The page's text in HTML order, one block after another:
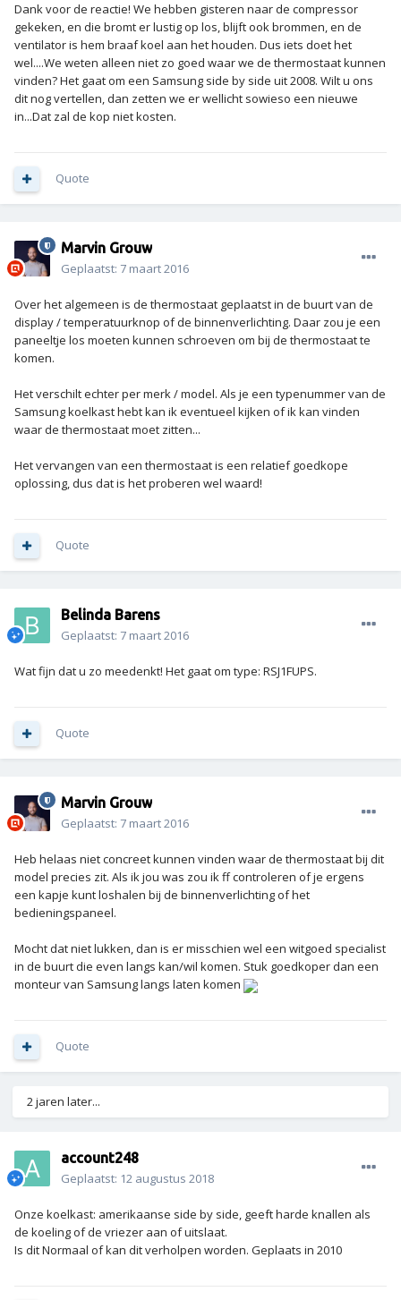
Dank voor de reactie! We hebben gisteren naar de compressor
gekeken, en die bromt er lustig op los, blijft ook brommen, en de
ventilator is hem braaf koel aan het houden. Dus iets doet het
wel....We weten alleen niet zo goed waar we de thermostaat kunnen
vinden? Het gaat om een Samsung side by side uit 2008. Wilt u ons
dit nog vertellen, dan zetten we er wellicht sowieso een nieuwe
in...Dat zal de kop niet kosten.
Quote
Marvin Grouw
Geplaatst: 7 maart 2016
Over het algemeen is de thermostaat geplaatst in de buurt van de
display / temperatuurknop of de binnenverlichting. Daar zou je een
paneeltje los moeten kunnen schroeven om bij de thermostaat te
komen.
Het verschilt echter per merk / model. Als je een typenummer van de
Samsung koelkast hebt kan ik eventueel kijken of ik kan vinden
waar de thermostaat moet zitten...
Het vervangen van een thermostaat is een relatief goedkope
oplossing, dus dat is het proberen wel waard!
Quote
Belinda Barens
Geplaatst: 7 maart 2016
Wat fijn dat u zo meedenkt! Het gaat om type: RSJ1FUPS.
Quote
Marvin Grouw
Geplaatst: 7 maart 2016
Heb helaas niet concreet kunnen vinden waar de thermostaat bij dit
model precies zit. Als ik jou was zou ik ff controleren of je ergens
een kapje kunt loshalen bij de binnenverlichting of het
bedieningspaneel.
Mocht dat niet lukken, dan is er misschien wel een witgoed specialist
in de buurt die even langs kan/wil komen. Stuk goedkoper dan een
monteur van Samsung langs laten komen
Quote
2 jaren later...
account248
Geplaatst: 12 augustus 2018
Onze koelkast: amerikaanse side by side, geeft harde knallen als
de koeling of de vriezer aan of uitslaat.
Is dit Normaal of kan dit verholpen worden. Geplaats in 2010